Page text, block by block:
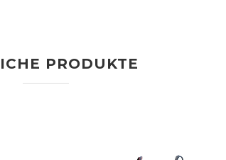
PRODUKTE